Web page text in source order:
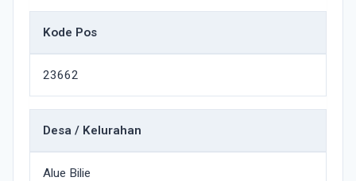
Kode Pos
23662
Desa / Kelurahan
Alue Bilie